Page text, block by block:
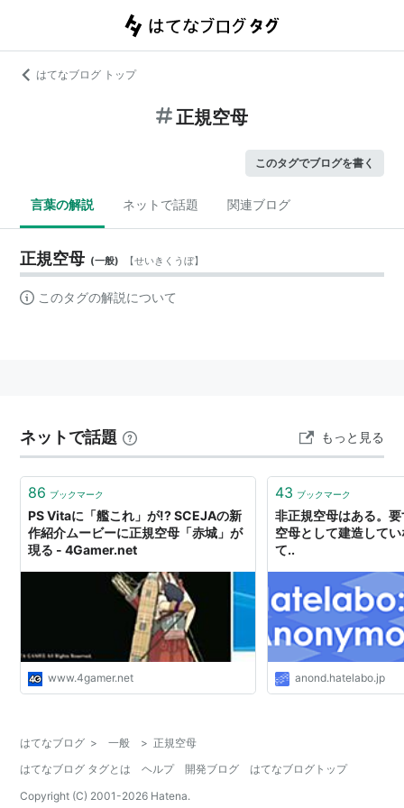
はてなブログ トップ
正規空母
このタグでブログを書く
言葉の解説 ネットで話題 関連ブログ
正規空母 (一般) 【せいきくうぼ】
このタグの解説について
ネットで話題 もっと見る
86 ブックマーク
PS Vitaに「艦これ」が!? SCEJAの新
作紹介ムービーに正規空母「赤城」が
現る - 4Gamer.net
www.4gamer.net
43 ブックマーク
非正規空母はある。
空母として建造して
て..
anond.hatelabo.jp
はてなブログ > 一般 > 正規空母
はてなブログ タグとは
ヘルプ 開発ブログ
はてなブログトップ
Copyright (C) 2001-2026 Hatena.